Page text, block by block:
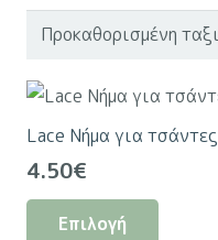
Lace Νήμα για τσάντες
4.50€
Επιλογή